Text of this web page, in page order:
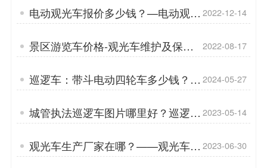
电动观光车报价多少钱？—电动观光
车为什么不能上路？「专菱」
2022-12-14
景区游览车价格-观光车维护及保养
「专菱​」
2022-08-17
巡逻车：带斗电动四轮车多少钱？
「专菱」
2024-05-27
城管执法巡逻车图片哪里好？巡逻车
在治安巡逻中的作用和意义「专菱」
2023-05-14
观光车生产厂家在哪？——观光车在
不同地形上的行驶性能如何「专菱」
2023-06-30